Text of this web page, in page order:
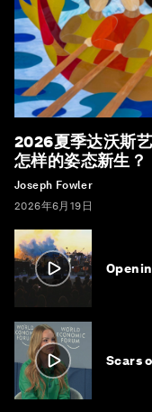
2026夏季达沃斯
怎样的姿态新生？
Joseph Fowler
2026年6月19日
Scars